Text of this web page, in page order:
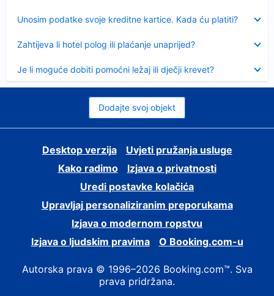
Unosim podatke svoje kreditne kartice. Kada ću platiti?
Zahtijeva li hotel polog ili plaćanje unaprijed?
Je li moguće dobiti pomoćni ležaj ili dječji krevet?
Dodajte svoj objekt
Desktop verzija
Uvjeti pružanja usluge
Kako radimo
Izjava o privatnosti
Uredi postavke kolačića
Upravljaj personaliziranim preporukama
Izjava o modernom ropstvu
Izjava o ljudskim pravima
O Booking.com-u
Autorska prava © 1996–2026 Booking.com™. Sva
prava pridržana.